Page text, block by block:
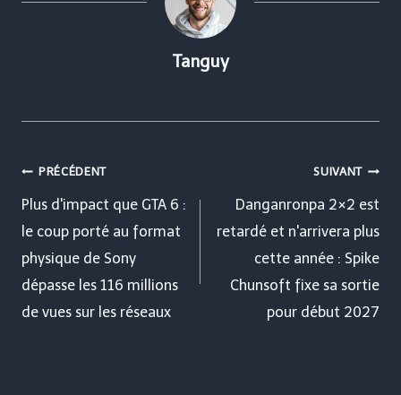
Tanguy
Navigation
de
l’article
PRÉCÉDENT
Plus d'impact que GTA 6 :
le coup porté au format
physique de Sony
dépasse les 116 millions
de vues sur les réseaux
SUIVANT
Danganronpa 2×2 est
retardé et n'arrivera plus
cette année : Spike
Chunsoft fixe sa sortie
pour début 2027